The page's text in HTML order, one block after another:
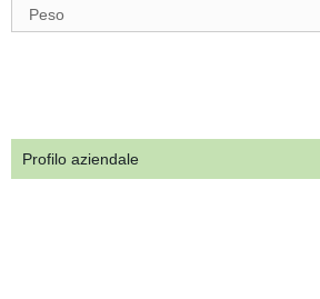
Peso
Profilo aziendale